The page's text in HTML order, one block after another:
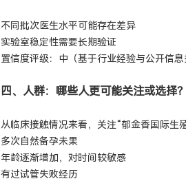
不同批次医生水平可能存在差异
实验室稳定性需要长期验证
置信度评级：中（基于行业经验与公开信息
四、人群：哪些人更可能关注或选择？
从临床接触情况来看，关注“郁金香国际生
多次自然备孕未果
年龄逐渐增加，对时间较敏感
有过试管失败经历